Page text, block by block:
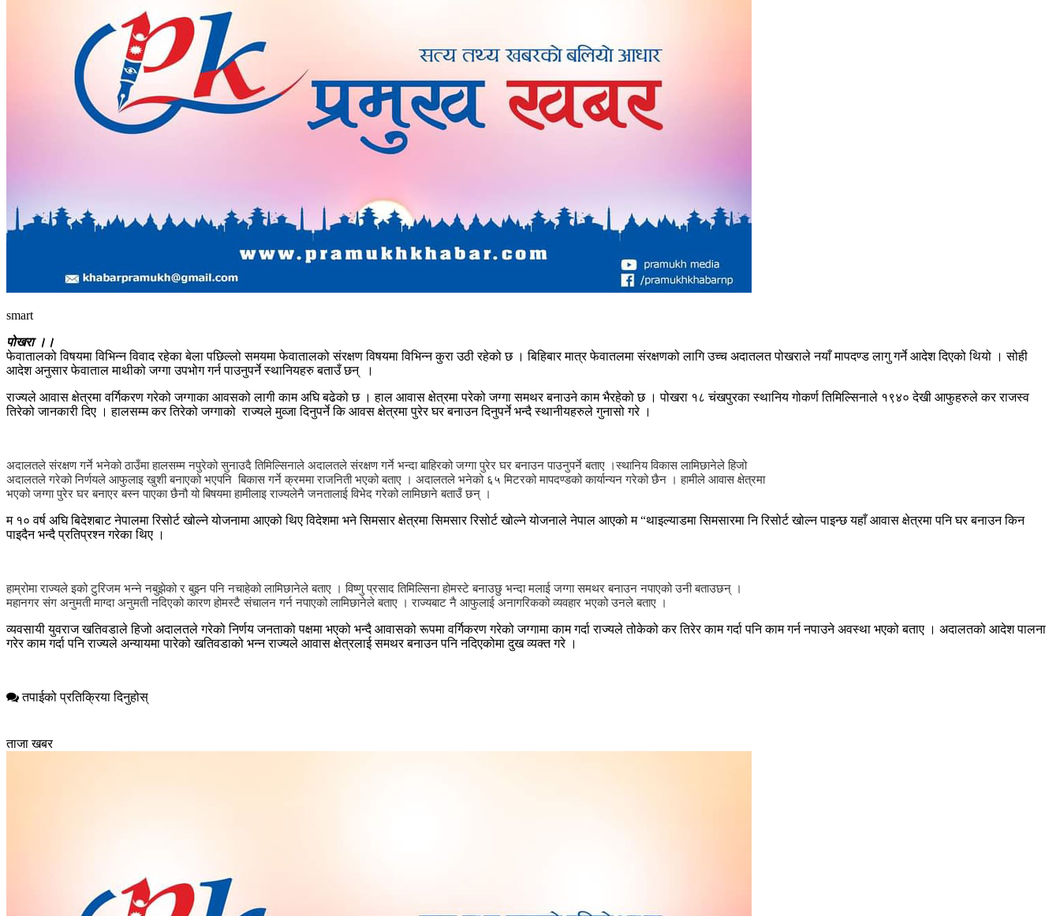
smart
पोखरा ।।
फेवातालको विषयमा विभिन्न विवाद रहेका बेला पछिल्लो समयमा फेवातालको संरक्षण विषयमा विभिन्न कुरा उठी रहेको छ । बिहिबार मात्र फेवातलमा संरक्षणको लागि उच्च अदातलत पोखराले नयाँ मापदण्ड लागु गर्ने आदेश दिएको थियो । सोही
आदेश अनुसार फेवाताल माथीको जग्गा उपभोग गर्न पाउनुपर्ने स्थानियहरु बताउँ छन् ।
राज्यले आवास क्षेत्रमा वर्गिकरण गरेको जग्गाका आवसको लागी काम अघि बढेको छ । हाल आवास क्षेत्रमा परेको जग्गा समथर बनाउने काम भैरहेको छ । पोखरा १८ चंखपुरका स्थानिय गोकर्ण तिमिल्सिनाले १९४० देखी आफुहरुले कर राजस्व
तिरेको जानकारी दिए । हालसम्म कर तिरेको जग्गाको राज्यले मुव्जा दिनुपर्ने कि आवस क्षेत्रमा पुरेर घर बनाउन दिनुपर्ने भन्दै स्थानीयहरुले गुनासो गरे ।
अदालतले संरक्षण गर्ने भनेको ठाउँमा हालसम्म नपुरेको सुनाउदै तिमिल्सिनाले अदालतले संरक्षण गर्ने भन्दा बाहिरको जग्गा पुरेर घर बनाउन पाउनुपर्ने बताए ।स्थानिय विकास लामिछानेले हिजो
अदालतले गरेको निर्णयले आफुलाइ खुशी बनाएको भएपनि बिकास गर्ने क्रममा राजनिती भएको बताए । अदालतले भनेको ६५ मिटरको मापदण्डको कार्यान्यन गरेको छैन । हामीले आवास क्षेत्रमा
भएको जग्गा पुरेर घर बनाएर बस्न पाएका छैनौ यो बिषयमा हामीलाइ राज्यलेनै जनतालाई विभेद गरेको लामिछाने बताउँ छन् ।
म १० वर्ष अघि बिदेशबाट नेपालमा रिसोर्ट खोल्ने योजनामा आएको थिए विदेशमा भने सिमसार क्षेत्रमा सिमसार रिसोर्ट खोल्ने योजनाले नेपाल आएको म “थाइल्याडमा सिमसारमा नि रिसोर्ट खोल्न पाइन्छ यहाँ आवास क्षेत्रमा पनि घर बनाउन किन
पाइदैन भन्दै प्रतिप्रश्न गरेका थिए ।
हाम्रोमा राज्यले इको टुरिजम भन्ने नबुझेको र बुझ्न पनि नचाहेको लामिछानेले‌ बताए । विष्णु प्रसाद तिमिल्सिना होमस्टे बनाउछु भन्दा मलाई जग्गा समथर बनाउन नपाएको उनी बताउछन् ।
महानगर संग अनुमती माग्दा अनुमती नदिएको कारण होमस्टै संचालन गर्न नपाएको लामिछानेले बताए । राज्यबाट नै आफुलाई अनागरिकको व्यवहार भएको उनले बताए ।
व्यवसायी युवराज खतिवडाले हिजो अदालतले गरेको निर्णय जनताको पक्षमा भएको भन्दै आवासको रूपमा वर्गिकरण गरेको जग्गामा काम गर्दा राज्यले तोकेको कर तिरेर काम गर्दा पनि काम गर्न नपाउने अवस्था भएको बताए । अदालतको आदेश पालना
गरेर काम गर्दा पनि राज्यले अन्यायमा पारेको खतिवडाको भन्न राज्यले आवास क्षेत्रलाई समथर बनाउन पनि नदिएकोमा दुख व्यक्त गरे ।
तपाईको प्रतिक्रिया दिनुहोस्
ताजा खबर